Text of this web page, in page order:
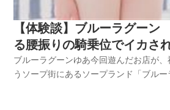
【体験談】ブルーラグー
る腰振りの騎乗位でイカさ
長でスタイル抜群の清楚系
る！
ブルーラグーンゆあ今回遊んだお店が
うソープ街にあるソープランド「ブルー
ありのセックスで中イキしたいと思っ